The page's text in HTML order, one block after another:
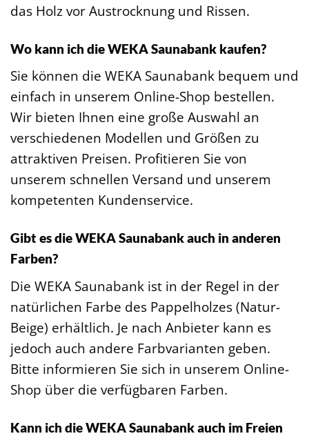
das Holz vor Austrocknung und Rissen.
Wo kann ich die WEKA Saunabank kaufen?
Sie können die WEKA Saunabank bequem und
einfach in unserem Online-Shop bestellen.
Wir bieten Ihnen eine große Auswahl an
verschiedenen Modellen und Größen zu
attraktiven Preisen. Profitieren Sie von
unserem schnellen Versand und unserem
kompetenten Kundenservice.
Gibt es die WEKA Saunabank auch in anderen
Farben?
Die WEKA Saunabank ist in der Regel in der
natürlichen Farbe des Pappelholzes (Natur-
Beige) erhältlich. Je nach Anbieter kann es
jedoch auch andere Farbvarianten geben.
Bitte informieren Sie sich in unserem Online-
Shop über die verfügbaren Farben.
Kann ich die WEKA Saunabank auch im Freien